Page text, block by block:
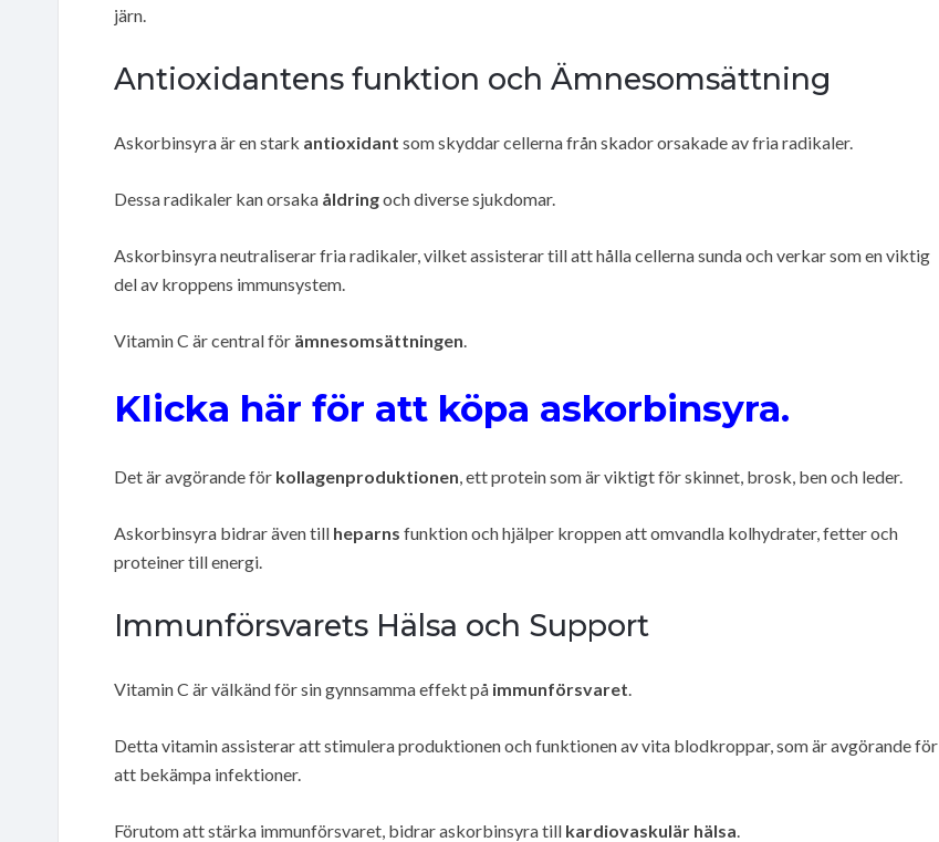
järn.
Antioxidantens funktion och Ämnesomsättning
Askorbinsyra är en stark antioxidant som skyddar cellerna från skador orsakade av fria radikaler.
Dessa radikaler kan orsaka åldringoch diverse sjukdomar.
Askorbinsyra neutraliserar fria radikaler, vilket assisterar till att hålla cellerna sunda och verkar som en viktig
del av kroppens immunsystem.
Vitamin C är central för ämnesomsättningen.
Klicka här för att köpa askorbinsyra.
Det är avgörande för kollagenproduktionen, ett protein som är viktigt för skinnet, brosk, ben och leder.
Askorbinsyra bidrar även till heparns funktion och hjälper kroppen att omvandla kolhydrater, fetter och
proteiner till energi.
Immunförsvarets Hälsa och Support
Vitamin C är välkänd för sin gynnsamma effekt på immunförsvaret.
Detta vitamin assisterar att stimulera produktionen och funktionen av vita blodkroppar, som är avgörande för
att bekämpa infektioner.
Förutom att stärka immunförsvaret, bidrar askorbinsyra till kardiovaskulär hälsa.